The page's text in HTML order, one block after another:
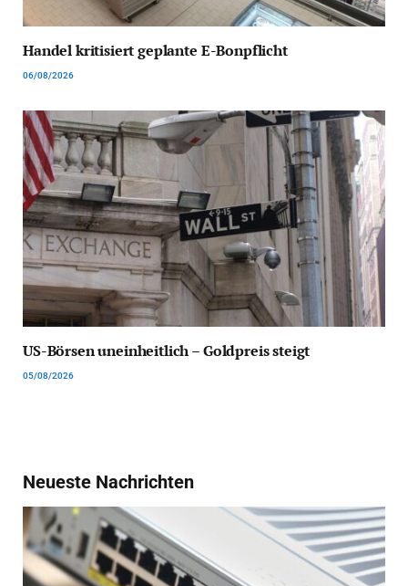
Handel kritisiert geplante E-Bonpflicht
06/08/2026
US-Börsen uneinheitlich – Goldpreis steigt
05/08/2026
Neueste Nachrichten